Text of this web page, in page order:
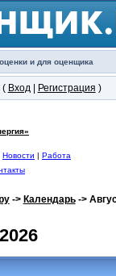
и для оценщика
( Вход| Регистрация )
Новости | Работа
-> Календарь->